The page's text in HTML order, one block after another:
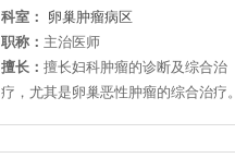
科室：
卵巢肿瘤病区
职称： 主治医师
擅长： 擅长妇科肿瘤的诊断及综合治
疗，尤其是卵巢恶性肿瘤的综合治疗。